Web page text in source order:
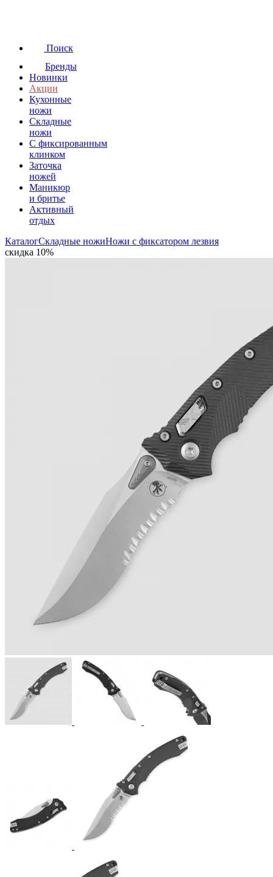
Поиск
Бренды
Новинки
Акции
Кухонные
ножи
Складные
ножи
C фиксированным
клинком
Заточка
ножей
Маникюр
и бритье
Активный
отдых
КаталогСкладные ножиНожи с фиксатором лезвия
скидка 10%